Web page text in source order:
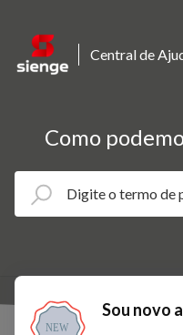
Central de
Como
NEW
Sou novo